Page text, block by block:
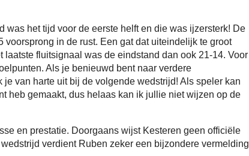
was het tijd voor de eerste helft en die was ijzersterk! De
in de rust. Een gat dat uiteindelijk te groot
laatste fluitsignaal was de eindstand dan ook 21-14. Voor
Als je benieuwd bent naar verdere
van harte uit bij de volgende wedstrijd! Als speler kan
heb gemaakt, dus helaas kan ik jullie niet wijzen op de
en prestatie. Doorgaans wijst Kesteren geen officiële
verdient Ruben zeker een bijzondere vermelding